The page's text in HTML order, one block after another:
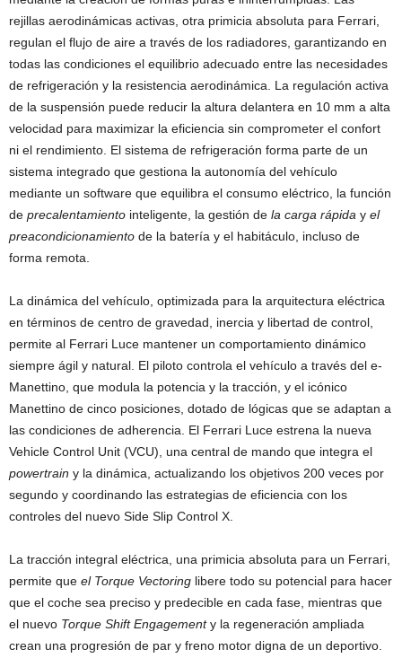
rejillas aerodinámicas activas, otra primicia absoluta para Ferrari,
regulan el flujo de aire a través de los radiadores, garantizando en
todas las condiciones el equilibrio adecuado entre las necesidades
de refrigeración y la resistencia aerodinámica. La regulación activa
de la suspensión puede reducir la altura delantera en 10 mm a alta
velocidad para maximizar la eficiencia sin comprometer el confort
ni el rendimiento. El sistema de refrigeración forma parte de un
sistema integrado que gestiona la autonomía del vehículo
mediante un software que equilibra el consumo eléctrico, la función
de precalentamiento inteligente, la gestión de la carga rápida y el
preacondicionamiento de la batería y el habitáculo, incluso de
forma remota.
La dinámica del vehículo, optimizada para la arquitectura eléctrica
en términos de centro de gravedad, inercia y libertad de control,
permite al Ferrari Luce mantener un comportamiento dinámico
siempre ágil y natural. El piloto controla el vehículo a través del e-
Manettino, que modula la potencia y la tracción, y el icónico
Manettino de cinco posiciones, dotado de lógicas que se adaptan a
las condiciones de adherencia. El Ferrari Luce estrena la nueva
Vehicle Control Unit (VCU), una central de mando que integra el
powertrain y la dinámica, actualizando los objetivos 200 veces por
segundo y coordinando las estrategias de eficiencia con los
controles del nuevo Side Slip Control X.
La tracción integral eléctrica, una primicia absoluta para un Ferrari,
permite que el Torque Vectoring libere todo su potencial para hacer
que el coche sea preciso y predecible en cada fase, mientras que
el nuevo Torque Shift Engagementy la regeneración ampliada
crean una progresión de par y freno motor digna de un deportivo.